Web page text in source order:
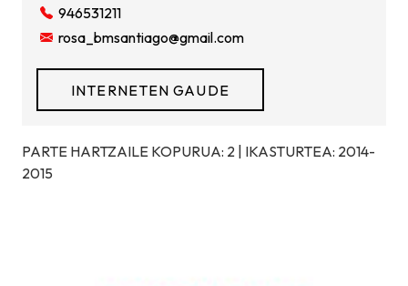
946531211
rosa_bmsantiago@gmail.com
INTERNETEN GAUDE
PARTE HARTZAILE KOPURUA: 2 | IKASTURTEA: 2014-
2015